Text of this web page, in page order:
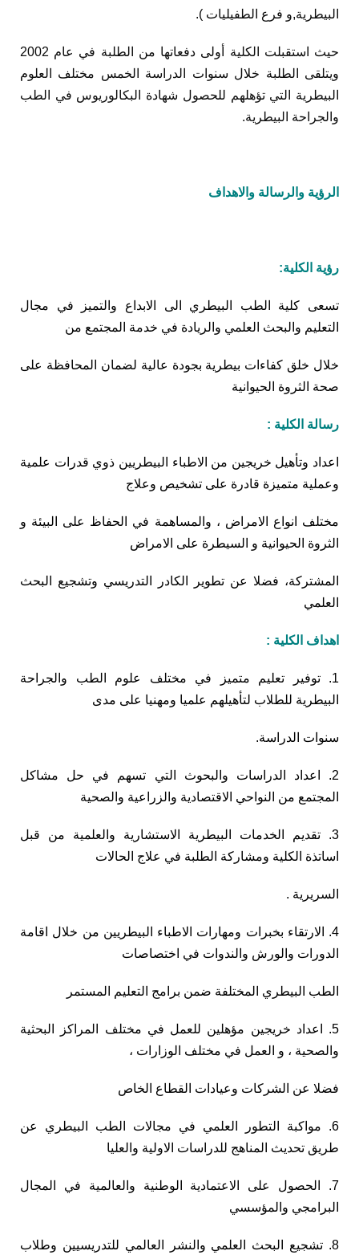
البيطرية,و فرع الطفيليات ).
حيث استقبلت الكلية أولى دفعاتها من الطلبة في عام 2002
ويتلقى الطلبة خلال سنوات الدراسة الخمس مختلف العلوم
البيطرية التي تؤهلهم للحصول شهادة البكالوريوس في الطب
والجراحة البيطرية.
الرؤية والرسالة والاهداف
رؤية الكلية:
تسعى كلية الطب البيطري الى الابداع والتميز في مجال
التعليم والبحث العلمي والريادة في خدمة المجتمع من
خلال خلق كفاءات بيطرية بجودة عالية لضمان المحافظة على
صحة الثروة الحيوانية
رسالة الكلية :
اعداد وتأهيل خريجين من الاطباء البيطريين ذوي قدرات علمية
وعملية متميزة قادرة على تشخيص وعلاج
مختلف انواع الامراض ، والمساهمة في الحفاظ على البيئة و
الثروة الحيوانية و السيطرة على الامراض
المشتركة، فضلا عن تطوير الكادر التدريسي وتشجيع البحث
العلمي
اهداف الكلية :
1. توفير تعليم متميز في مختلف علوم الطب والجراحة
البيطرية للطلاب لتأهيلهم علميا ومهنيا على مدى
سنوات الدراسة.
2. اعداد الدراسات والبحوث التي تسهم في حل مشاكل
المجتمع من النواحي الاقتصادية والزراعية والصحية
3. تقديم الخدمات البيطرية الاستشارية والعلمية من قبل
اساتذة الكلية ومشاركة الطلبة في علاج الحالات
السريرية .
4. الارتقاء بخبرات ومهارات الاطباء البيطريين من خلال اقامة
الدورات والورش والندوات في اختصاصات
الطب البيطري المختلفة ضمن برامج التعليم المستمر
5. اعداد خريجين مؤهلين للعمل في مختلف المراكز البحثية
والصحية ، و العمل في مختلف الوزارات ،
فضلا عن الشركات وعيادات القطاع الخاص
6. مواكبة التطور العلمي في مجالات الطب البيطري عن
طريق تحديث المناهج للدراسات الاولية والعليا
7. الحصول على الاعتمادية الوطنية والعالمية في المجال
البرامجي والمؤسسي
8. تشجيع البحث العلمي والنشر العالمي للتدريسيين وطلاب